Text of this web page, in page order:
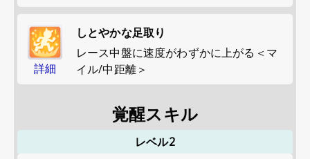
詳細
しとやかな足取り
レース中盤に速度がわずかに上がる＜マ
イル/中距離＞
覚醒スキル
レベル2